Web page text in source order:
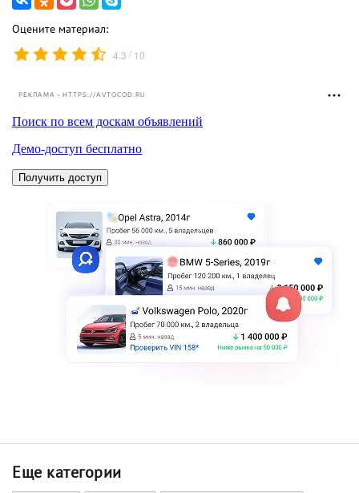
Оцените материал:
4.3 / 10
РЕКЛАМА • HTTPS://AVTOCOD.RU
Еще категории